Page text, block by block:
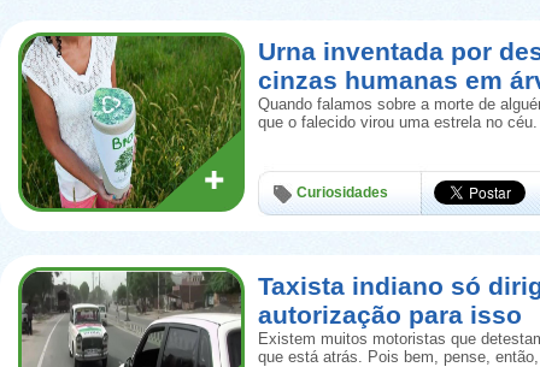
Urna inventada por
cinzas humanas em
Quando falamos sobre a morte de
que o falecido virou uma estrela no
Curiosidades
Taxista indiano só
autorização para isso
Existem muitos motoristas que
que está atrás. Pois bem, pense,